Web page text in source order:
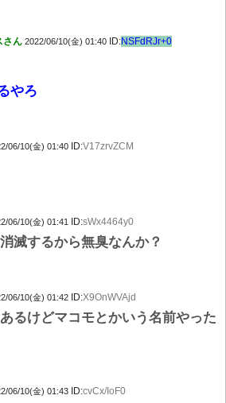
さん 2022/06/10(金) 01:40 ID:NSFdRJr+0
やろ
06/10(金) 01:40 ID:V17zrvZCM
06/10(金) 01:41 ID:sWx4464y0
滅するから無臭なんか？
06/10(金) 01:42 ID:X9OnWVAjd
るけどマコモとかいう名前やった
06/10(金) 01:43 ID:cvCx/IoF0